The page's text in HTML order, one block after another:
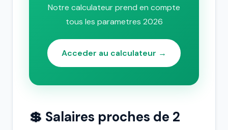
Notre calculateur prend en compte
tous les parametres 2026
Acceder au calculateur →
💲 Salaires proches de 2